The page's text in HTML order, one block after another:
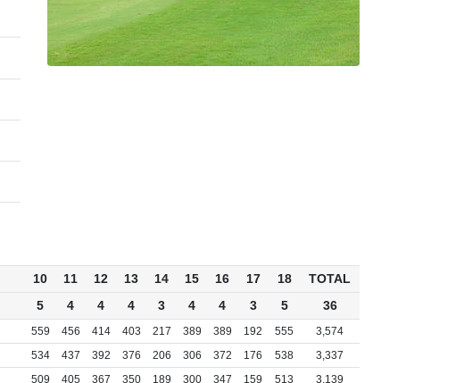
10 11 12 13 14 15 16 17 18
TOTAL
5 4 4 4 3 4 4 3 5 36
559 456 414 403 217 389 389 192 555
3,574
534 437 392 376 206 306 372 176 538
3,337
509 405 367 350 189 300 347 159 513 3,139